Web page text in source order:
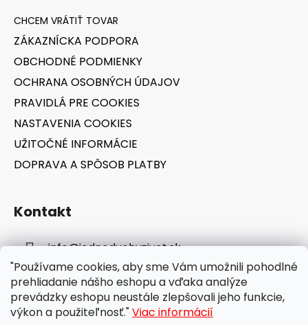
"Používame cookies, aby sme Vám umožnili pohodlné
prehliadanie nášho eshopu a vďaka analýze
prevádzky eshopu neustále zlepšovali jeho funkcie,
výkon a použiteľnosť."Viac informácií
ZÁKAZNÍCKA PODPORA
OBCHODNÉ PODMIENKY
OCHRANA OSOBNÝCH ÚDAJOV
PRAVIDLÁ PRE COOKIES
NASTAVENIA COOKIES
UŽITOČNÉ INFORMÁCIE
DOPRAVA A SPÔSOB PLATBY
Kontakt
info@jednoduchyzivot.sk
E-shop: 0948 647 767